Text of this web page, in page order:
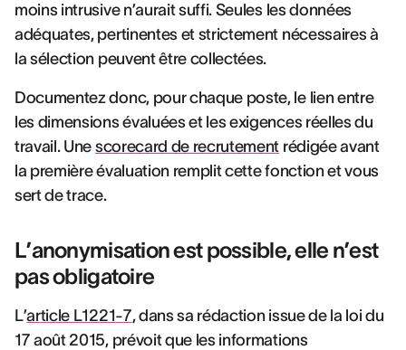
moins intrusive n’aurait suffi. Seules les données
adéquates, pertinentes et strictement nécessaires à
la sélection peuvent être collectées.
Documentez donc, pour chaque poste, le lien entre
les dimensions évaluées et les exigences réelles du
travail. Une scorecard de recrutement rédigée avant
la première évaluation remplit cette fonction et vous
sert de trace.
L’anonymisation est possible, elle n’est
pas obligatoire
L’article L1221-7, dans sa rédaction issue de la loi du
17 août 2015, prévoit que les informations